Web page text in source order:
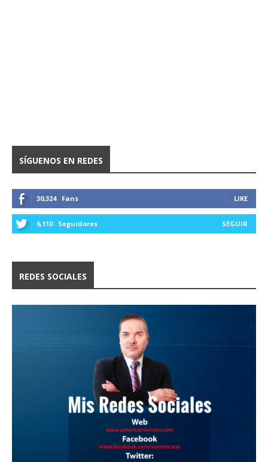
SÍGUENOS EN REDES
30,324 Fans LIKE
6,110 Seguidores SEGUIR
REDES SOCIALES